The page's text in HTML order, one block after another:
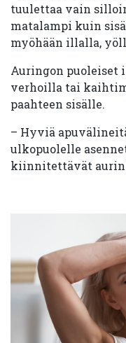
tuulettaa vain
matalampi kuin
myöhään illalla,
Auringon puoleiset
verhoilla tai
paahteen sisälle.
– Hyviä
ulkopuolelle
kiinnitettävät